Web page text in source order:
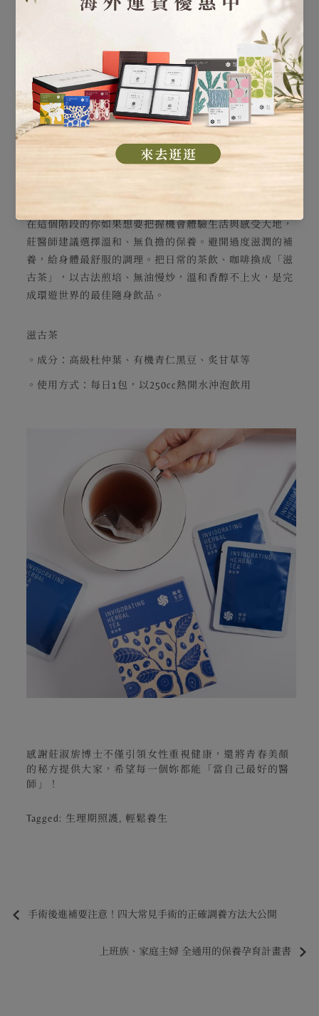
與世無爭，溫暖高雅《50歲新春茶》
50歲後即將迎來新的人生階段，可以開始輕輕鬆開手與責
任分開，可以放慢腳步、擺脫競爭，現在的你不在鋒芒畢
露，而是散發著平靜與溫暖。可是，逐漸慢下來的身體，
在這個階段的你如果想要把握機會體驗生活與感受大地，
莊醫師建議選擇溫和、無負擔的保養。避開過度滋潤的補
養，給身體最舒服的調理。把日常的茶飲、咖啡換成「滋
古茶」，以古法煎培、無油慢炒，溫和香醇不上火，是完
成環遊世界的最佳隨身飲品。
滋古茶
。成分：高級杜仲葉、有機青仁黑豆、炙甘草等
。使用方式：每日1包，以250cc熱開水沖泡飲用
感謝莊淑旂博士不僅引領女性重視健康，還將青春美顏
的秘方提供大家，希望每一個妳都能「當自己最好的醫
師」
！
Tagged: 生理期照護, 輕鬆養生
手術後進補要注意！四大常見手術的正確調養方法大公開
上班族、家庭主婦 全通用的保養孕育計畫書